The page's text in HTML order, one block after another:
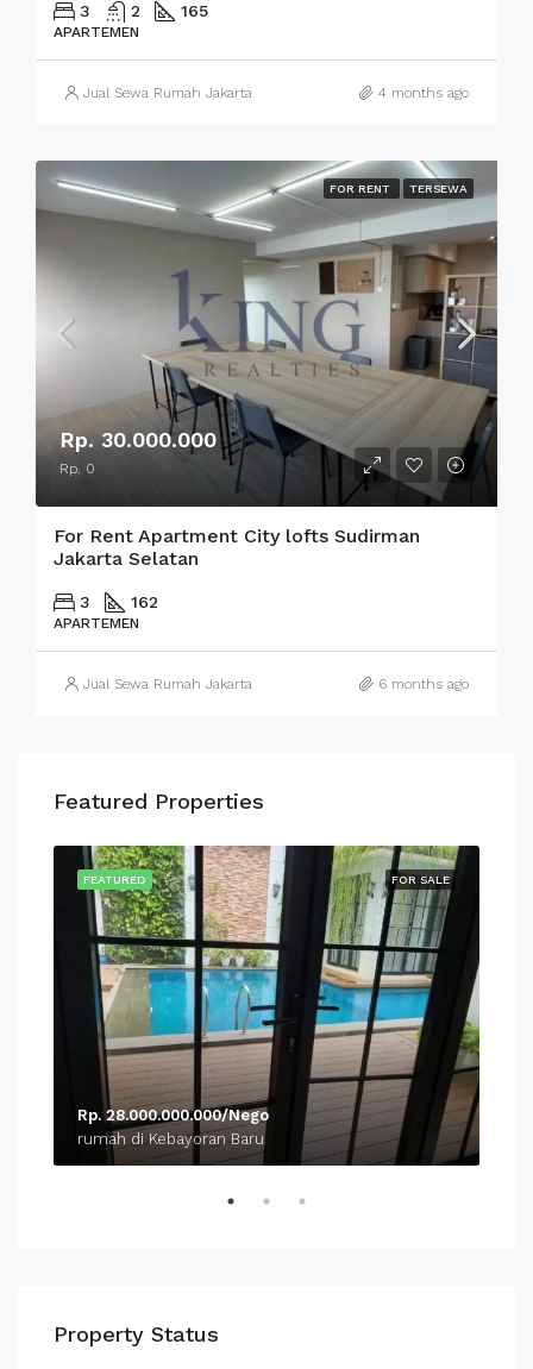
3 2 165
APARTEMEN
Jual Sewa Rumah Jakarta 4 months ago
FOR RENT TERSEWA
Rp. 30.000.000
Rp. 0
For Rent Apartment City lofts Sudirman
Jakarta Selatan
3 162
APARTEMEN
Jual Sewa Rumah Jakarta 6 months ago
Featured Properties
FOR SALE
FEATURED
Rp. 28.000.000.000/Nego
rumah di Kebayoran Baru
Property Status